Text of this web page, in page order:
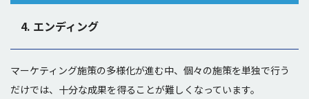
4. エンディング
マーケティング施策の多様化が進む中、個々の施策を単独で行う
だけでは、十分な成果を得ることが難しくなっています。